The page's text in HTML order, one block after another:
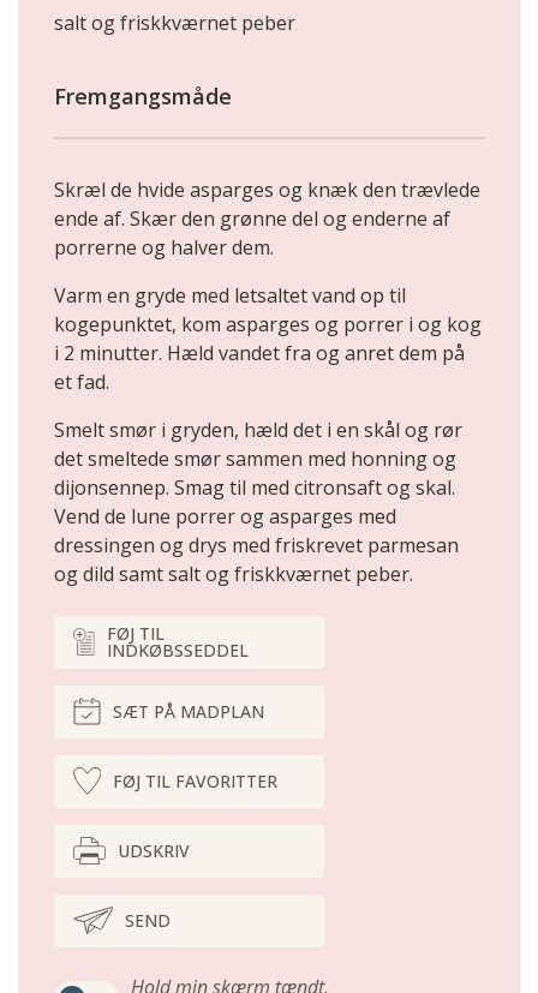
salt og friskkværnet peber
Fremgangsmåde
Skræl de hvide asparges og knæk den trævlede
ende af. Skær den grønne del og enderne af
porrerne og halver dem.
Varm en gryde med letsaltet vand op til
kogepunktet, kom asparges og porrer i og kog
i 2 minutter. Hæld vandet fra og anret dem på
et fad.
Smelt smør i gryden, hæld det i en skål og rør
det smel­tede smør sammen med honning og
dijonsennep. Smag til med citronsaft og ­skal.
Vend de lune porrer og asparges med
dressingen og drys med friskrevet parmesan
og dild samt salt og friskkværnet peber.
FØJ TIL
INDKØBSSEDDEL
SÆT PÅ MADPLAN
FØJ TIL FAVORITTER
UDSKRIV
SEND
Hold min skærm tændt,